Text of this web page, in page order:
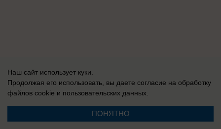
Наш сайт использует куки.
Продолжая его использовать, вы даете согласие на обработку
файлов cookie и пользовательских данных.
ПОНЯТНО